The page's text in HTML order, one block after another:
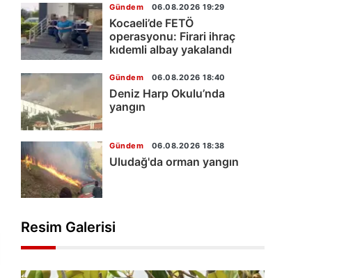
Gündem 06.08.2026 19:29
Kocaeli’de FETÖ
operasyonu: Firari ihraç
kıdemli albay yakalandı
Gündem 06.08.2026 18:40
Deniz Harp Okulu’nda
yangın
Gündem 06.08.2026 18:38
Uludağ'da orman yangın
Resim Galerisi